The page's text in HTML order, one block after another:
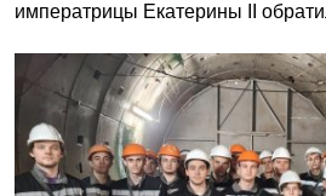
императрицы Екатерины II